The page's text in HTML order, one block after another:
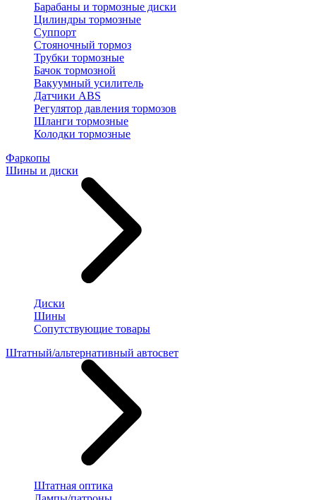
Барабаны и тормозные диски
Цилиндры тормозные
Суппорт
Стояночный тормоз
Трубки тормозные
Бачок тормозной
Вакуумный усилитель
Датчики ABS
Регулятор давления тормозов
Шланги тормозные
Колодки тормозные
Фаркопы
Шины и диски
Диски
Шины
Сопутствующие товары
Штатный/альтернативный автосвет
Штатная оптика